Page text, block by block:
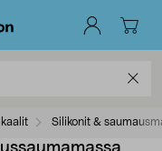
Silikonit &